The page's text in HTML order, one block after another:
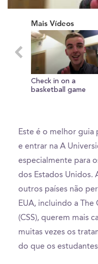
seconds
seconds
Mais Vídeos
Check in on a
basketball game
Este é o melhor
e entrar na A
especialmente para
dos Estados Unidos.
outros países não
EUA, incluindo a
(CSS), querem mais
muitas vezes os
do que os